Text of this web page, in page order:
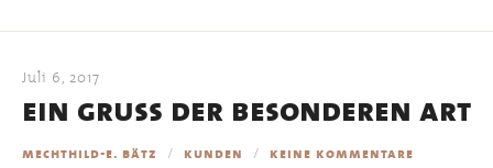
Juli 6, 2017
ein gruß der besonderen art
mechthild-e. bätz kunden keine kommentare